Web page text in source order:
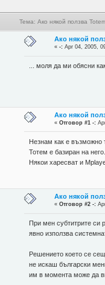
Тема: Ако някой ползва
Ако някой
«-: Apr 04, 2005,
... моля да ми обясни
Ако някой
«Отговор #1 -:
Незнам как е възможно
Тотем е базиран на него.
Някои харесват и
Ако някой
«Отговор #2 -:
При мен субтитрите си
явно използва
Решението което се
не искаш български
им в момента може да